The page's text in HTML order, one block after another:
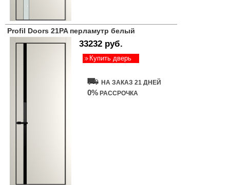
Profil Doors 21PA перламутр белый
33232 руб.
Купить дверь
НА ЗАКАЗ 21 ДНЕЙ
0% РАССРОЧКА